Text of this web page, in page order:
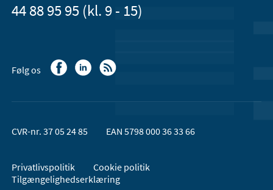
44 88 95 95 (kl. 9 - 15)
Følg os
CVR-nr. 37 05 24 85 EAN 5798 000 36 33 66
Privatlivspolitik
Cookie politik
Tilgængelighedserklæring